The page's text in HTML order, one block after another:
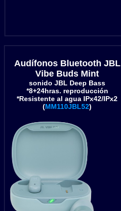
Audífonos Bluetooth JBL
Vibe Buds Mint
sonido JBL Deep Bass
*8+24hras. reproducción
*Resistente al agua IPx42/IPx2
(MM110JBL52)